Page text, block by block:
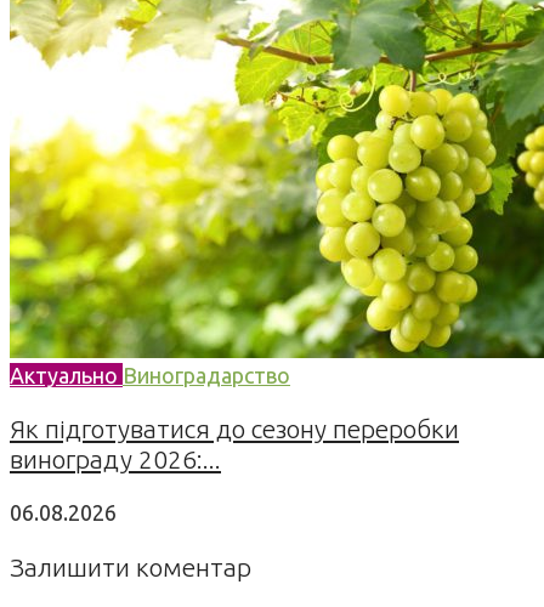
Актуально Виноградарство
Як підготуватися до сезону переробки
винограду 2026:...
06.08.2026
Залишити коментар